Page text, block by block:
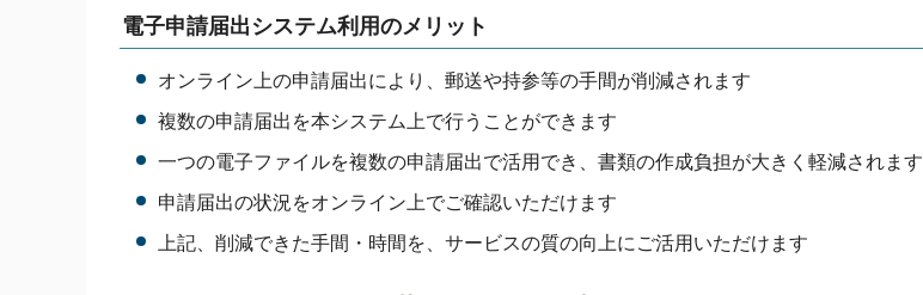
電子申請届出システム利用のメリット
オンライン上の申請届出により、郵送や持参等の手間が削減されます
複数の申請届出を本システム上で行うことができます
一つの電子ファイルを複数の申請届出で活用でき、書類の作成負担が大きく軽減されます
申請届出の状況をオンライン上でご確認いただけます
上記、削減できた手間・時間を、サービスの質の向上にご活用いただけます